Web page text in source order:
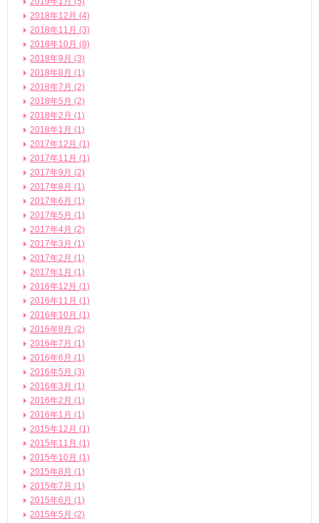
2018年12月 (4)
2018年11月 (3)
2018年10月 (8)
2018年9月 (3)
2018年8月 (1)
2018年7月 (2)
2018年5月 (2)
2018年2月 (1)
2018年1月 (1)
2017年12月 (1)
2017年11月 (1)
2017年9月 (2)
2017年8月 (1)
2017年6月 (1)
2017年5月 (1)
2017年4月 (2)
2017年3月 (1)
2017年2月 (1)
2017年1月 (1)
2016年12月 (1)
2016年11月 (1)
2016年10月 (1)
2016年8月 (2)
2016年7月 (1)
2016年6月 (1)
2016年5月 (3)
2016年3月 (1)
2016年2月 (1)
2016年1月 (1)
2015年12月 (1)
2015年11月 (1)
2015年10月 (1)
2015年8月 (1)
2015年7月 (1)
2015年6月 (1)
2015年5月 (2)